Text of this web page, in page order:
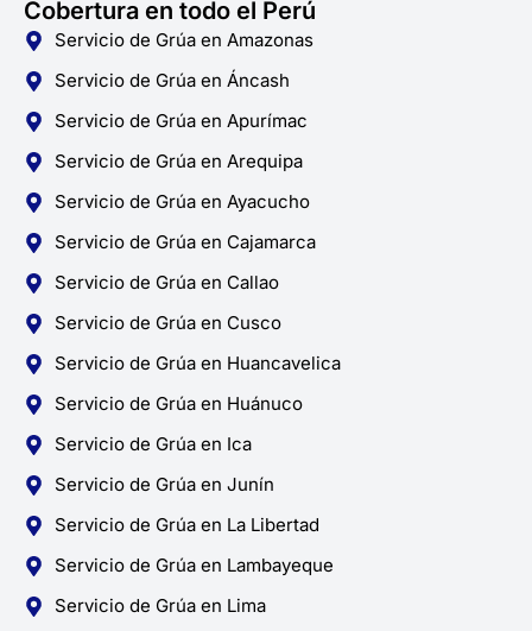
Cobertura en todo el Perú
Servicio de Grúa en Amazonas
Servicio de Grúa en Áncash
Servicio de Grúa en Apurímac
Servicio de Grúa en Arequipa
Servicio de Grúa en Ayacucho
Servicio de Grúa en Cajamarca
Servicio de Grúa en Callao
Servicio de Grúa en Cusco
Servicio de Grúa en Huancavelica
Servicio de Grúa en Huánuco
Servicio de Grúa en Ica
Servicio de Grúa en Junín
Servicio de Grúa en La Libertad
Servicio de Grúa en Lambayeque
Servicio de Grúa en Lima